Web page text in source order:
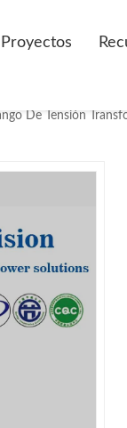
Proyectos